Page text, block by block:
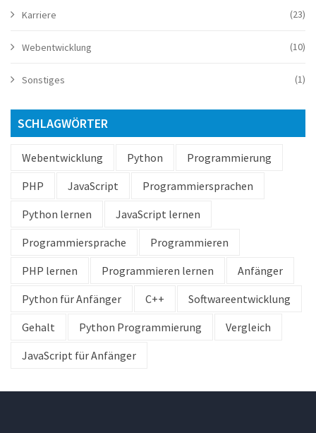
Karriere (23)
Webentwicklung (10)
Sonstiges (1)
SCHLAGWÖRTER
Webentwicklung Python
Programmierung
PHP
JavaScript
Programmiersprachen
Python lernen
JavaScript lernen
Programmiersprache
Programmieren
PHP lernen
Programmieren lernen
Anfänger
Python für Anfänger
C++
Softwareentwicklung
Gehalt
Python Programmierung
Vergleich
JavaScript für Anfänger